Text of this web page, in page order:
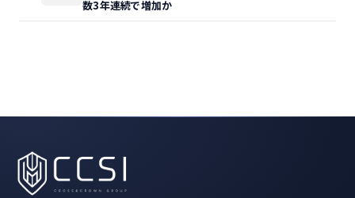
数3年連続で増加か